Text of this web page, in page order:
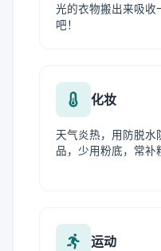
光的衣物搬出来吸收
吧！
化妆
天气炎热，用防脱水
品，少用粉底，常补
运动